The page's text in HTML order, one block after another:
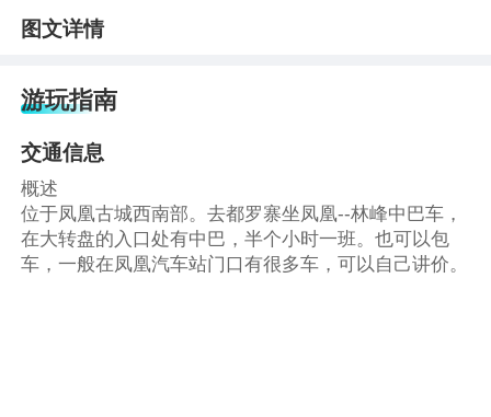
图文详情
游玩指南
交通信息
概述
位于凤凰古城西南部。去都罗寨坐凤凰--林峰中巴车，
在大转盘的入口处有中巴，半个小时一班。也可以包
车，一般在凤凰汽车站门口有很多车，可以自己讲价。